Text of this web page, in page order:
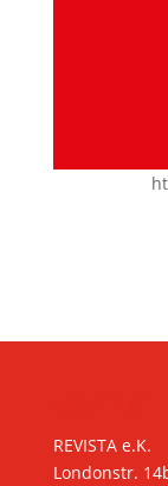
REVISTA e.K.
Londonstr.